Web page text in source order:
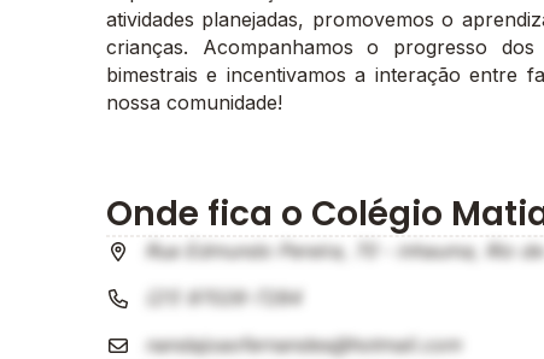
atividades planejadas, promovemos o
crianças. Acompanhamos o progresso
bimestrais e incentivamos a interação entre
nossa comunidade!
Onde fica o Colégio
Rua Edmundo Pereira, 70 - inhauma, Rio
(21) 97026-7284
nandajoaofernandes@hotmail.com